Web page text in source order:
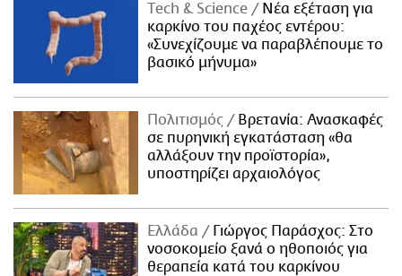
Τech & Science
Νέα εξέταση για
καρκίνο του παχέος εντέρου:
«Συνεχίζουμε να παραβλέπουμε το
βασικό μήνυμα»
Πολιτισμός
Βρετανία: Ανασκαφές
σε πυρηνική εγκατάσταση «θα
αλλάξουν την προϊστορία»,
υποστηρίζει αρχαιολόγος
Ελλάδα
Γιώργος Παράσχος: Στο
νοσοκομείο ξανά ο ηθοποιός για
θεραπεία κατά του καρκίνου